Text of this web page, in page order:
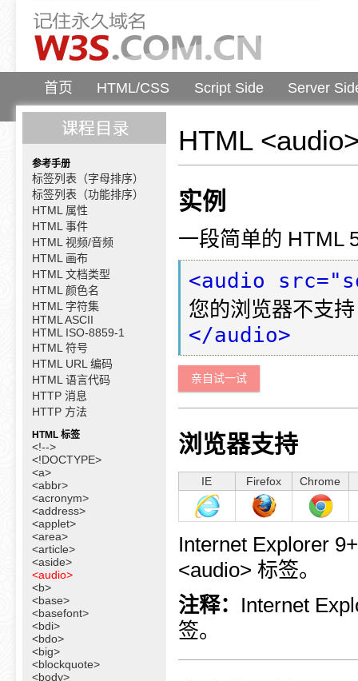
首页 HTML/CSS Script Side Server
参考手册
标签列表（字母排序）
标签列表（功能排序）
HTML 属性
HTML 事件
HTML 视频/音频
HTML 画布
HTML 文档类型
HTML 颜色名
HTML 字符集
HTML ASCII
HTML ISO-8859-1
HTML 符号
HTML URL 编码
HTML 语言代码
HTTP 消息
HTTP 方法
HTML 标签
<!-->
<!DOCTYPE>
<a>
<abbr>
<acronym>
<address>
<applet>
<area>
<article>
<aside>
<audio>
<b>
<base>
<basefont>
<bdi>
<bdo>
<big>
<blockquote>
<body>
HTML
实例
一段简单的 HTML
<audio
</audio>
亲自试一试
浏览器支持
IE Firefox Chrome
Internet Explorer
<audio> 标签。
注释： Internet
签。